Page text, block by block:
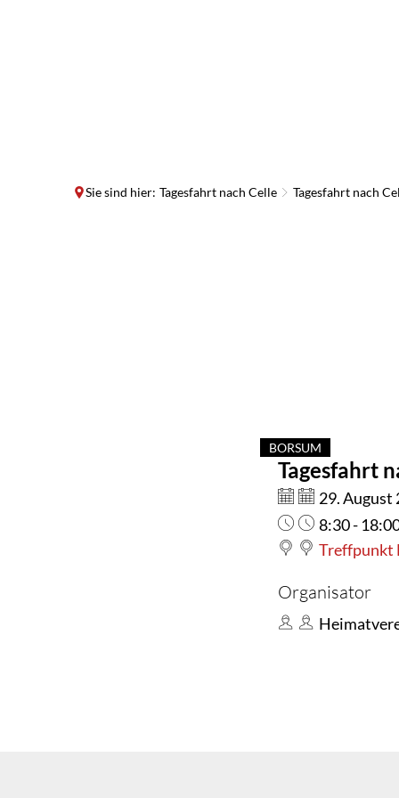
Sie sind hier: Tagesfahrt nach Celle Tagesfahrt nach
BORSUM
KATEGORIE:
Tagesfahrt
Datum:
29. August
Uhrzeit:
8:30 -
Treffpunkt
Organisator